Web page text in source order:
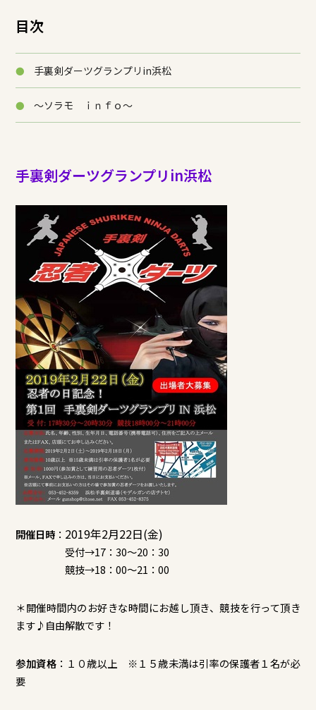
目次
手裏剣ダーツグランプリin浜松
～ソラモ ｉｎｆｏ～
手裏剣ダーツグランプリin浜松
開催日時 ： 2019年2月22日(金)
受付→17：30～20：30
競技→18：00～21：00
＊開催時間内のお好きな時間にお越し頂き、競技を行って頂き
ます♪自由解散です！
参加資格 ：１０歳以上 ※１５歳未満は引率の保護者１名が必
要